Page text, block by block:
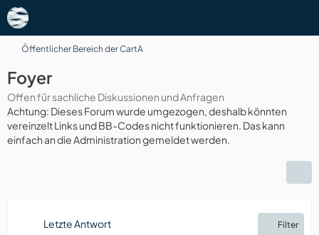
Öffentlicher Bereich der CartA
Foyer
Offen für sachliche Diskussionen und Anfragen
Achtung: Dieses Forum wurde umgezogen, deshalb könnten
vereinzelt Links und BB-Codes nicht funktionieren. Das kann
einfach an die Administration gemeldet werden.
Letzte Antwort Filter